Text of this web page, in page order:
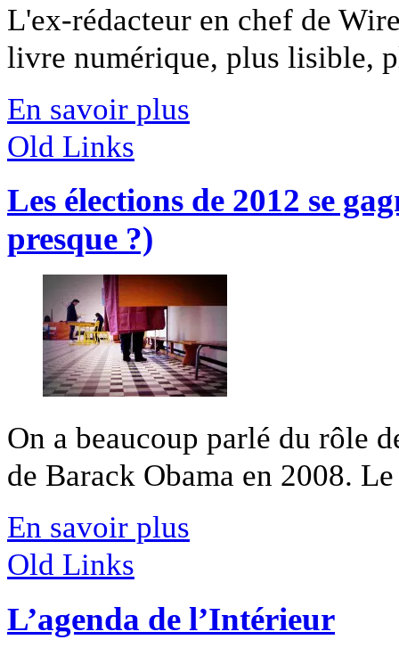
L'ex-rédacteur en chef de
livre numérique, plus lisible,
En savoir plus
Old Links
Les élections de 2012 se
presque ?)
On a beaucoup parlé du rôle
de Barack Obama en 2008.
En savoir plus
Old Links
L’agenda de l’Intérieur